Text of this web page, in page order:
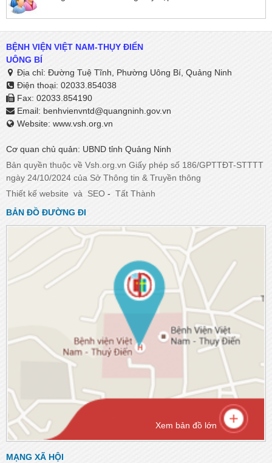
BỆNH VIỆN VIỆT NAM-THỤY ĐIỂN
UÔNG BÍ
Địa chỉ: Đường Tuệ Tĩnh, Phường Uông Bí, Quảng Ninh
Điện thoại: 02033.854038
Fax: 02033.854190
Email: benhvienvntd@quangninh.gov.vn​​​​​​​
Website: www.vsh.org.vn
Cơ quan chủ quản: UBND tỉnh Quảng Ninh
Bản quyền thuộc về Vsh.org.vn Giấy phép số 186/GPTTĐT-STTTT
ngày 24/10/2024 của Sở Thông tin & Truyền thông
Thiết kế website và SEO - Tất Thành
BẢN ĐỒ ĐƯỜNG ĐI
Xem bản đồ lớn
MẠNG XÃ HỘI